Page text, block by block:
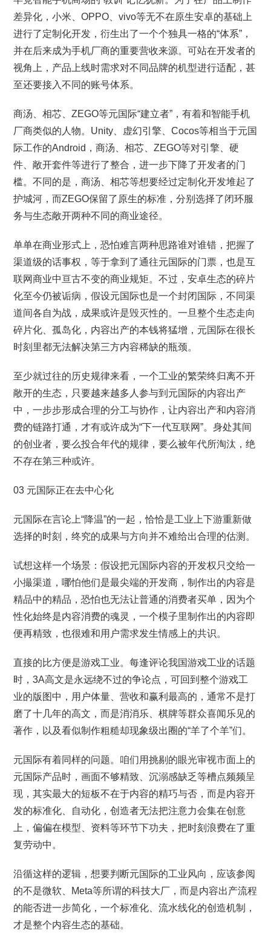
差异化，小米、OPPO、vivo等无不在原生安卓的基础上
进行了定制化开发，衍生出了一个个独具一格的“体系”，
并在后来成为手机厂商的重要营收来源。可站在开发者的
视角上，产品上线时需求对不同品牌的机型进行适配，甚
至还要接入不同的账号体系。
商汤、相芯、ZEGO等元国际“建立者”，有着和智能手机
厂商类似的人物。Unity、虚幻引擎、Cocos等相当于元国
际工作的Android，商汤、相芯、ZEGO等对引擎、硬
件、敞开套件等进行了整合，进一步下降了开发者的门
槛。不同的是，商汤、相芯等想要经过定制化开发堆起了
护城河，而ZEGO保留了原生的标准，分别选择了闭环服
务与生态敞开两种不同的商业途径。
单单在商业形式上，恐怕难言两种思路谁对谁错，把握了
渠道级的话事权，等于拿到了通往元国际的门票，也是互
联网商业中亘古不变的商业规矩。不过，安卓生态的碎片
化至今仍被诟病，假设元国际也是一个封闭国际，不同渠
道间各自为战，成果或许是毁灭性的。一旦整个生态走向
碎片化、孤岛化，内容出产的本钱将猛增，元国际在很长
时刻里都无法解决第三方内容稀缺的瓶颈。
至少就过往的历史规律来看，一个工业的繁荣终归离不开
敞开的生态，只要越来越多人参与到元国际的内容出产
中，一步步形成合理的分工与协作，让内容出产和内容消
费的链路打通，才有或许成为“下一代互联网”。身处其间
的创业者，要么投合年代的规律，要么被年代所淘汰，绝
不存在第三种或许。
03 元国际正在去中心化
元国际在言论上“降温”的一起，恰恰是工业上下游重新做
选择的时刻，终究的成果与方向并不难给出合理的估测。
试想这样一个场景：假设把元国际内容的开发权只交给一
小撮渠道，哪怕他们是最尖端的开发商，制作出的内容是
精品中的精品，恐怕也无法让普通的消费者买单，因为个
性化始终是内容消费的魂灵，一个模子里制作出的内容即
便再精致，也很难和用户需求发生情感上的共识。
直接的比方便是游戏工业。每逢评论我国游戏工业的话题
时，3A高文是永远绕不过的争论点，可回到整个游戏工
业的版图中，用户体量、营收和赢利最高的，通常不是打
磨了十几年的高文，而是消消乐、棋牌等群众喜闻乐见的
著作，以及看似制作粗糙却现象级出圈的“羊了个羊”们。
元国际有着同样的问题。咱们用挑剔的眼光审视市面上的
元国际产品时，画面不够精致、沉溺感缺乏等槽点频频呈
现，其实最大的短板不在于内容的精巧与否，而是内容开
发的标准化、自动化，创造者无法把注意力会集在创意
上，偏偏在模型、资料等环节下功夫，把时刻浪费在了重
复劳动中。
沿循这样的逻辑，想要判断元国际的工业风向，应该参阅
的不是微软、Meta等所谓的科技大厂，而是内容出产流程
的能否进一步简化，一个标准化、流水线化的创造机制，
才是整个内容生态的基础。